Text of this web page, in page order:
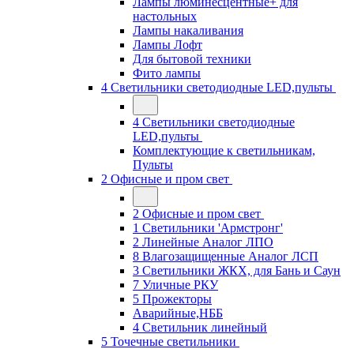
настольных
Лампы накаливания
Лампы Лофт
Для бытовой техники
Фито лампы
4 Светильники светодиодные LED,пульты
4 Светильники светодиодные
LED,пульты
Комплектующие к светильникам,
Пульты
2 Офисные и пром свет
2 Офисные и пром свет
1 Светильники 'Армстронг'
2 Линейные Аналог ЛПО
8 Влагозащищенные Аналог ЛСП
3 Светильники ЖКХ, для Бань и Саун
7 Уличные РКУ
5 Прожекторы
Аварийные,НББ
4 Светильник линейный
5 Точечные светильники